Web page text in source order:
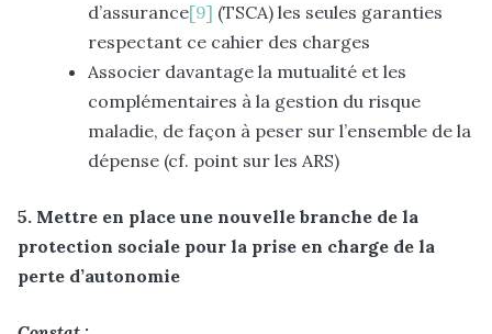
d’assurance[9] (TSCA) les seules garanties
respectant ce cahier des charges
Associer davantage la mutualité et les
complémentaires à la gestion du risque
maladie, de façon à peser sur l’ensemble de la
dépense (cf. point sur les ARS)
5. Mettre en place une nouvelle branche de la
protection sociale pour la prise en charge de la
perte d’autonomie